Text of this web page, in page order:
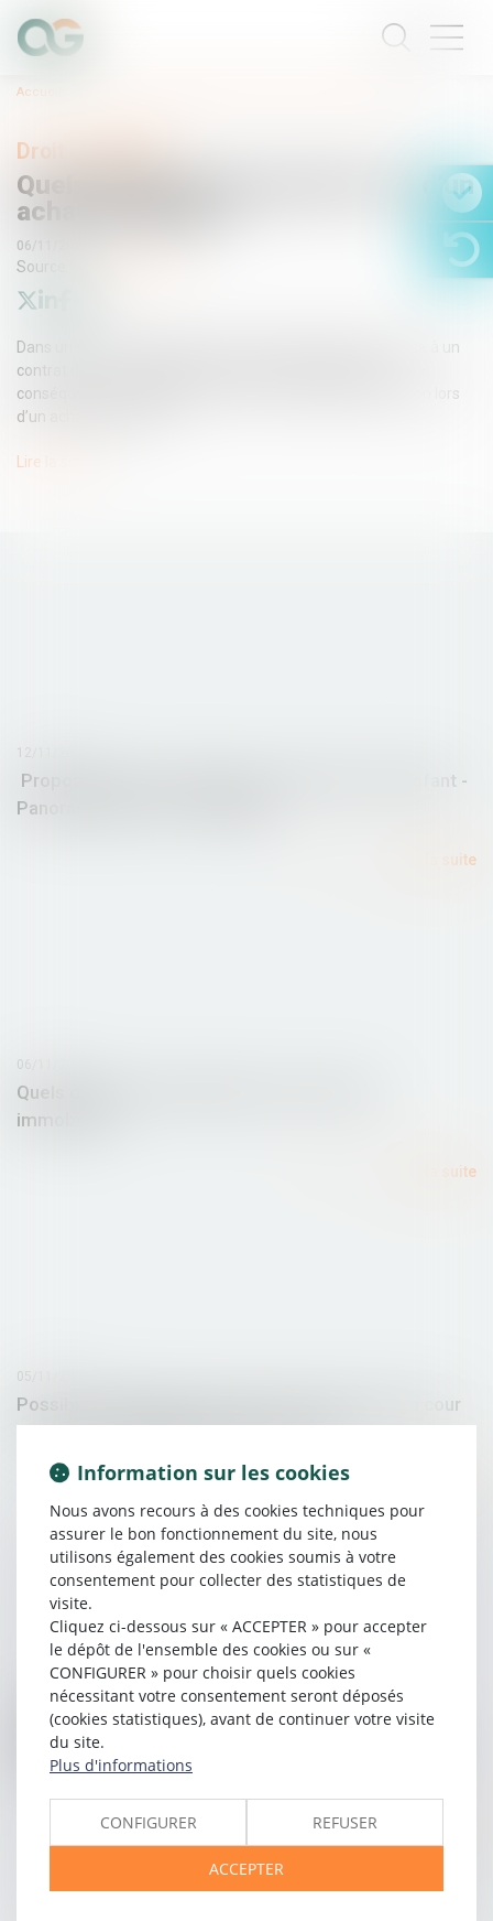
Accueil
Droit immobilier
Quels délais de rétractation lors d’un
achat immobilier ?
06/11/2015
Source :
Dans un souci de protection du consommateur, qui est face à un
contrat dont il ne maîtrise pas toujours l’ensemble des
conséquences, le législateur a prévu un délai de rétractation lors
d’un achat immobilier...
Lire la suite
Proposition de loi relative à la protection de l'enfant -
Panorama des lois - Actualités
12/11/2015
Lire la suite
Quels délais de rétractation lors d’un achat
immobilier ?
06/11/2015
Lire la suite
Possibilité d'aggraver la peine du prévenu par la cour
de renvoi > Actualités du Droit - Lamy
05/11/2015
Manquement à l'obligation de conseil du maître
d'oeuvre quant aux risques d'édifier une construction...
Lamy
05/11/2015
Information sur les cookies
Nous avons recours à des cookies techniques pour
assurer le bon fonctionnement du site, nous
utilisons également des cookies soumis à votre
consentement pour collecter des statistiques de
visite.
Cliquez ci-dessous sur « ACCEPTER » pour accepter
le dépôt de l'ensemble des cookies ou sur «
CONFIGURER » pour choisir quels cookies
nécessitant votre consentement seront déposés
(cookies statistiques), avant de continuer votre visite
du site.
Plus d'informations
CONFIGURER REFUSER
ACCEPTER